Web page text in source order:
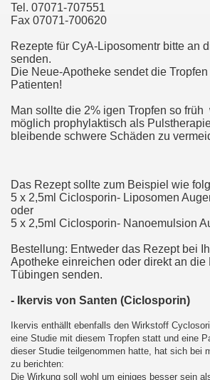
Tel. 07071-707551
Fax 07071-700620
Rezepte für CyA-Liposomentr bitte an
senden.
Die Neue-Apotheke sendet die
Patienten!
Man sollte die 2% igen Tropfen so früh
möglich prophylaktisch als
bleibende schwere Schäden zu
Das Rezept sollte zum Beispiel wie
5 x 2,5ml Ciclosporin- Liposomen
oder
5 x 2,5ml Ciclosporin- Nanoemulsion
Bestellung: Entweder das Rezept bei
Apotheke einreichen oder direkt an die
Tübingen senden.
- Ikervis von Santen (Ciclosporin)
Ikervis enthällt ebenfalls den Wirkstoff
eine Studie mit diesem Tropfen statt und eine
dieser Studie teilgenommen hatte, hat sich bei
zu berichten:
Die Wirkung soll wohl um einiges besser sein